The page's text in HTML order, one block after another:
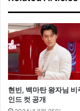
크
현빈, 백마탄 왕자님 비
인드 컷 공개